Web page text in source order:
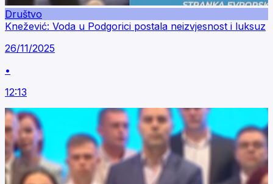
Društvo
Knežević: Voda u Podgorici postala neizvjesnost i luksuz
26/11/2025
•
12:13